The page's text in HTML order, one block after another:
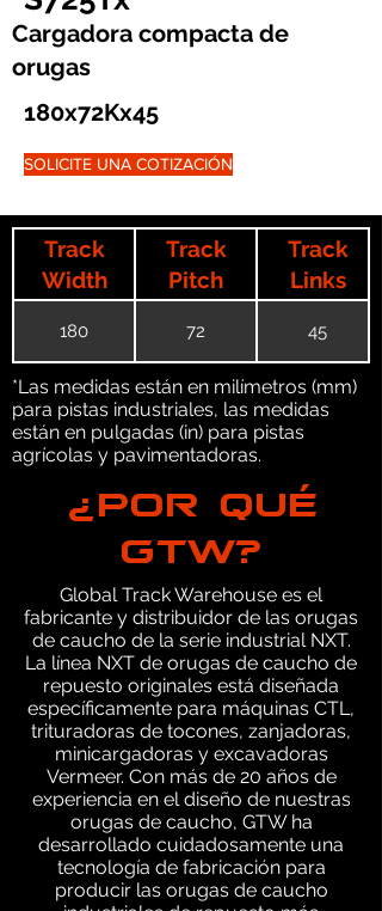
Cargadora compacta de
orugas
180x72Kx45
SOLICITE UNA COTIZACIÓN
Track
Width
Track
Pitch
Track
Links
180 72 45
*Las medidas están en milímetros (mm)
para pistas industriales, las medidas
están en pulgadas (in) para pistas
agrícolas y pavimentadoras.
¿POR QUÉ
GTW?
Global Track Warehouse es el
fabricante y distribuidor de las orugas
de caucho de la serie industrial NXT.
La línea NXT de orugas de caucho de
repuesto originales está diseñada
específicamente para máquinas CTL,
trituradoras de tocones, zanjadoras,
minicargadoras y excavadoras
Vermeer. Con más de 20 años de
experiencia en el diseño de nuestras
orugas de caucho, GTW ha
desarrollado cuidadosamente una
tecnología de fabricación para
producir las orugas de caucho